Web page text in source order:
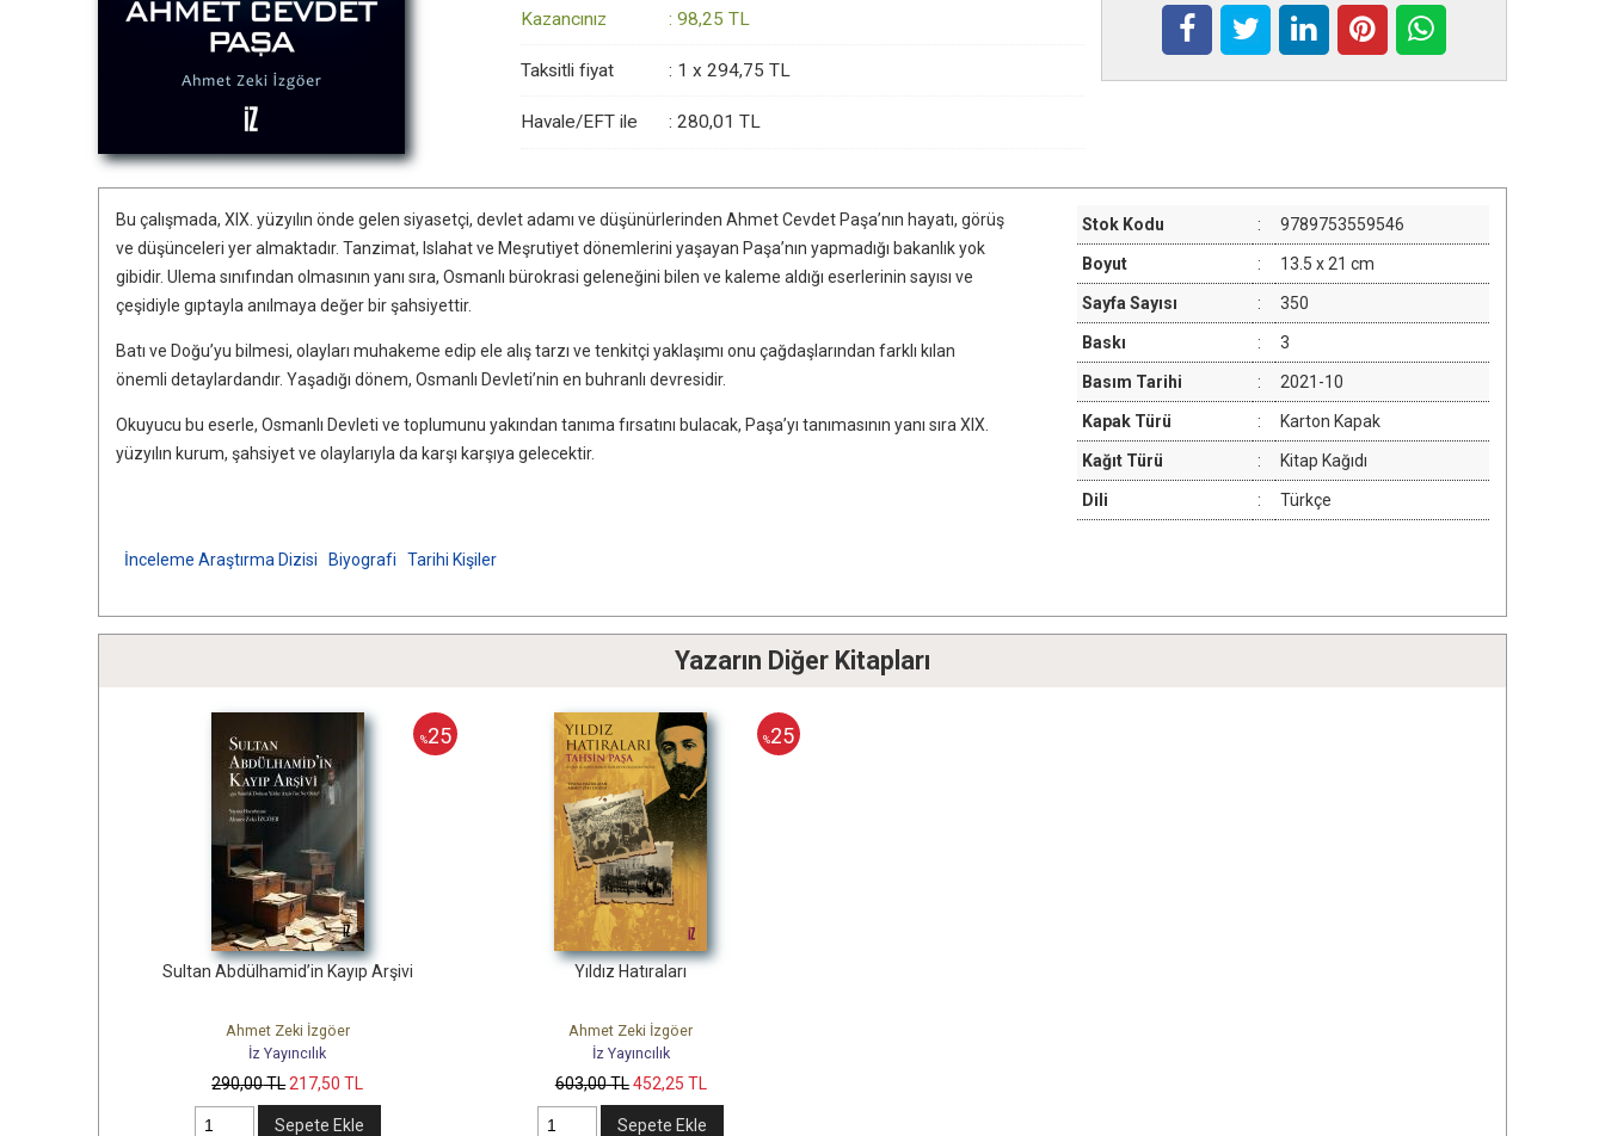
Kazancınız : 98,25 TL
Taksitli fiyat : 1 x 294,75 TL
Havale/EFT ile : 280,01 TL
Bu çalışmada, XIX. yüzyılın önde gelen siyasetçi, devlet adamı ve düşünürlerinden Ahmet Cevdet Paşa’nın hayatı, görüş
ve düşünceleri yer almaktadır. Tanzimat, Islahat ve Meşrutiyet dönemlerini yaşayan Paşa’nın yapmadığı bakanlık yok
gibidir. Ulema sınıfından olmasının yanı sıra, Osmanlı bürokrasi geleneğini bilen ve kaleme aldığı eserlerinin sayısı ve
çeşidiyle gıptayla anılmaya değer bir şahsiyettir.
Batı ve Doğu’yu bilmesi, olayları muhakeme edip ele alış tarzı ve tenkitçi yaklaşımı onu çağdaşlarından farklı kılan
önemli detaylardandır. Yaşadığı dönem, Osmanlı Devleti’nin en buhranlı devresidir.
Okuyucu bu eserle, Osmanlı Devleti ve toplumunu yakından tanıma fırsatını bulacak, Paşa’yı tanımasının yanı sıra XIX.
yüzyılın kurum, şahsiyet ve olaylarıyla da karşı karşıya gelecektir.
Stok Kodu : 9789753559546
Boyut : 13.5 x 21 cm
Sayfa Sayısı : 350
Baskı : 3
Basım Tarihi : 2021-10
Kapak Türü : Karton Kapak
Kağıt Türü : Kitap Kağıdı
Dili : Türkçe
İnceleme Araştırma Dizisi Biyografi Tarihi Kişiler
Yazarın Diğer Kitapları
%25
Sultan Abdülhamid’in Kayıp Arşivi
Ahmet Zeki İzgöer
İz Yayıncılık
290,00TL217,50 TL
Sepete Ekle
%25
Yıldız Hatıraları
Ahmet Zeki İzgöer
İz Yayıncılık
603,00TL 452,25 TL
Sepete Ekle